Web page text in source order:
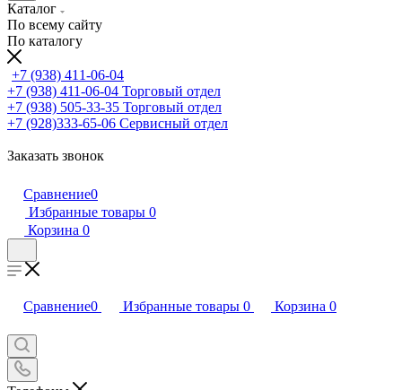
Каталог
По всему сайту
По каталогу
+7 (938) 411-06-04
+7 (938) 411-06-04 Торговый отдел
+7 (938) 505-33-35 Торговый отдел
+7 (928)333-65-06 Сервисный отдел
Заказать звонок
Сравнение0
Избранные товары 0
Корзина 0
Сравнение0 Избранные товары 0 Корзина 0